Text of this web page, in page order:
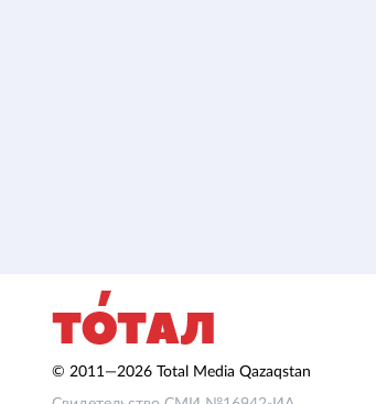
© 2011—2026 Total Media Qazaqstan